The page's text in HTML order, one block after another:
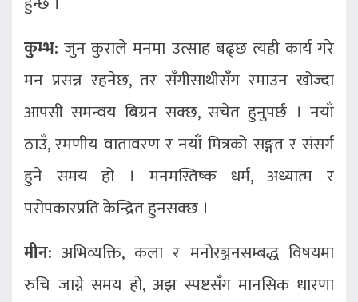
कुम्भ: जुन कुराले मनमा उत्साह बढ्छ त्यही कार्य गरे
मन प्रसन्न रहनेछ, तर सँगीसाथीसँग रमाउन खोज्दा
आपसी समन्वय बिग्रन सक्छ, सचेत हुनुपर्छ । नयाँ
ठाउँ, रमणीय वातावरण र नयाँ मित्रको सङ्गत र संसर्ग
हुने समय हो । मनमस्तिष्क धर्म, अध्यात्म र
परोपकारप्रति केन्द्रित हुनसक्छ ।
मीन: अभिव्यक्ति, कला र मनोरञ्जनसम्बद्ध विषयमा
रुचि जाग्ने समय हो, अझ स्पष्टसँग मानसिक धारणा